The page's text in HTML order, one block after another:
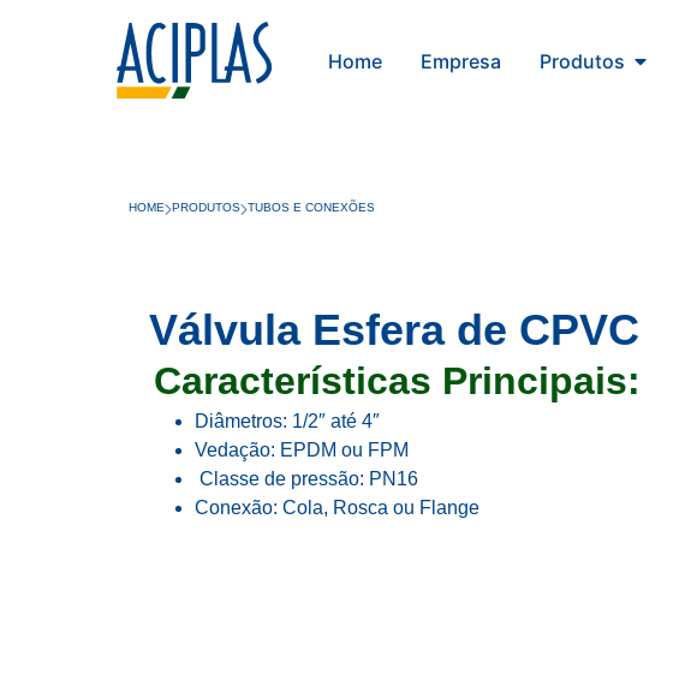
Home Empresa Produtos
HOME PRODUTOS TUBOS E CONEXÕES
Válvula Esfera de CPVC
Características Principais:
Diâmetros: 1/2″ até 4″
Vedação: EPDM ou FPM
Classe de pressão: PN16
Conexão: Cola, Rosca ou Flange